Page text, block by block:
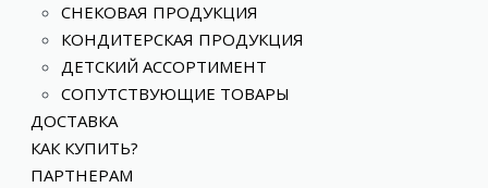
СНЕКОВАЯ ПРОДУКЦИЯ
КОНДИТЕРСКАЯ ПРОДУКЦИЯ
ДЕТСКИЙ АССОРТИМЕНТ
СОПУТСТВУЮЩИЕ ТОВАРЫ
ДОСТАВКА
КАК КУПИТЬ?
ПАРТНЕРАМ